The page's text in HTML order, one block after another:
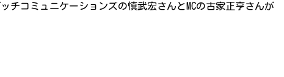
コミュニケーションズの慎武宏さんとMCの古家正亨さんが